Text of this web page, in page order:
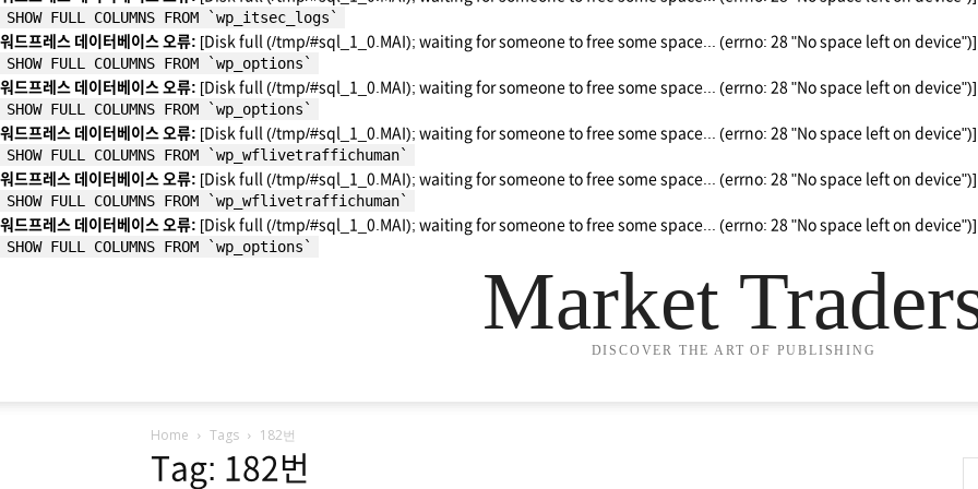
SHOW FULL COLUMNS FROM `wp_itsec_logs`
워드프레스 데이터베이스 오류: [Disk full (/tmp/#sql_1_0.MAI); waiting for someone to free some space... (errno: 28 "No space left on device")]
SHOW FULL COLUMNS FROM `wp_options`
워드프레스 데이터베이스 오류: [Disk full (/tmp/#sql_1_0.MAI); waiting for someone to free some space... (errno: 28 "No space left on device")]
SHOW FULL COLUMNS FROM `wp_options`
워드프레스 데이터베이스 오류: [Disk full (/tmp/#sql_1_0.MAI); waiting for someone to free some space... (errno: 28 "No space left on device")]
SHOW FULL COLUMNS FROM `wp_wflivetraffichuman`
워드프레스 데이터베이스 오류: [Disk full (/tmp/#sql_1_0.MAI); waiting for someone to free some space... (errno: 28 "No space left on device")]
SHOW FULL COLUMNS FROM `wp_wflivetraffichuman`
워드프레스 데이터베이스 오류: [Disk full (/tmp/#sql_1_0.MAI); waiting for someone to free some space... (errno: 28 "No space left on device")]
SHOW FULL COLUMNS FROM `wp_options`
Market
DISCOVER THE ART OF PUBLISHING
Home Tags 182번
Tag: 182번